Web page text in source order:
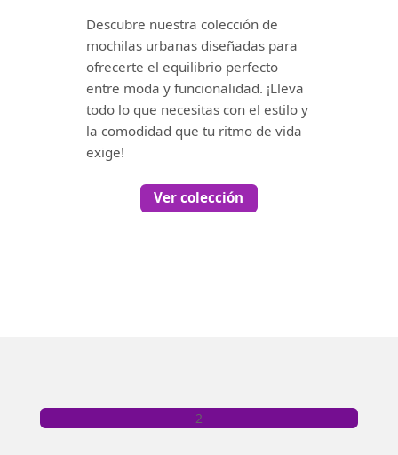
Descubre nuestra colección de
mochilas urbanas diseñadas para
ofrecerte el equilibrio perfecto
entre moda y funcionalidad. ¡Lleva
todo lo que necesitas con el estilo y
la comodidad que tu ritmo de vida
exige!
Ver colección